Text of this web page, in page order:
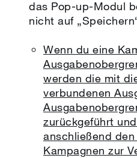
das Pop-up-Modul
nicht auf
Wenn du eine
werden die mit
verbundenen
zurückgeführt
anschließend
Kampagnen zur